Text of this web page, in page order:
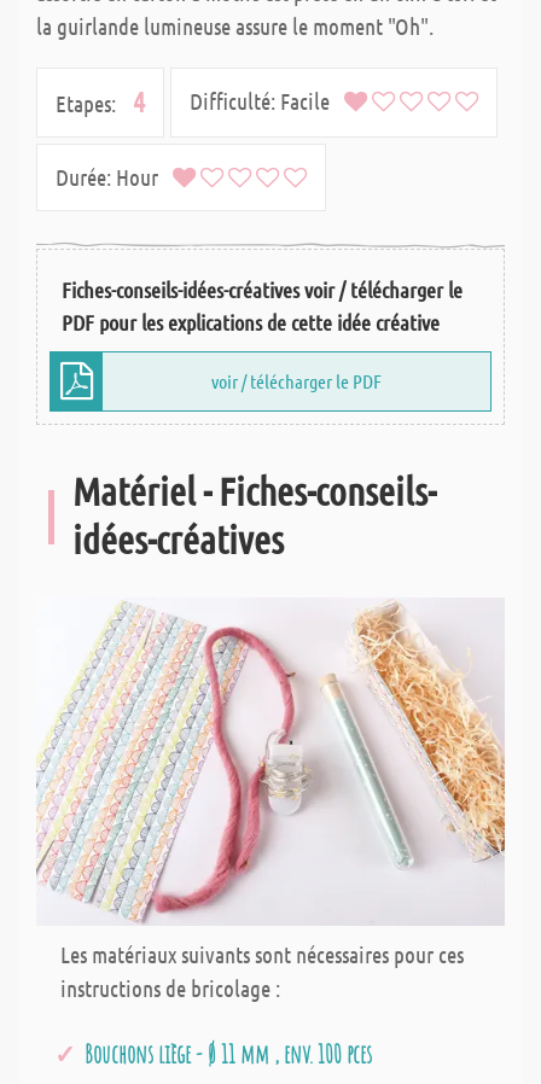
la guirlande lumineuse assure le moment "Oh".
Etapes: 4 Difficulté: Facile
Durée: Hour
Fiches-conseils-idées-créatives voir / télécharger le
PDF pour les explications de cette idée créative
voir / télécharger le PDF
Matériel - Fiches-conseils-
idées-créatives
Les matériaux suivants sont nécessaires pour ces
instructions de bricolage :
Bouchons liège - Ø 11 mm , env. 100 pces